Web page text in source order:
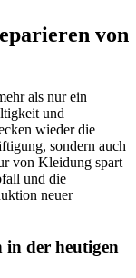
von
als nur ein
und
wieder die
sondern auch
von Kleidung spart
und die
neuer
in der heutigen